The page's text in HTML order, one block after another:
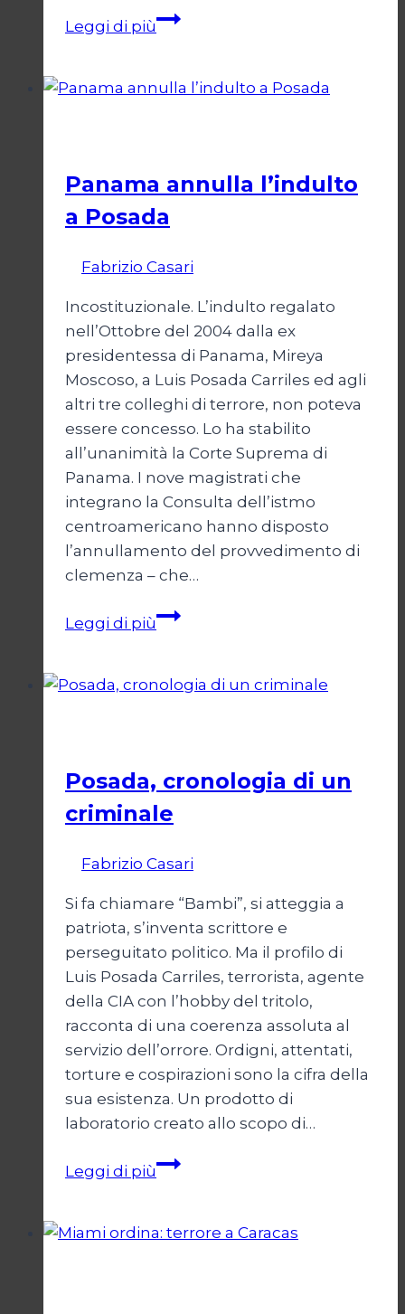
Leggi di piùCuba
non
Panama annulla l’indulto
a Posada
Fabrizio Casari
Incostituzionale. L’indulto regalato
nell’Ottobre del 2004 dalla ex
presidentessa di Panama, Mireya
Moscoso, a Luis Posada Carriles ed agli
altri tre colleghi di terrore, non poteva
essere concesso. Lo ha stabilito
all’unanimità la Corte Suprema di
Panama. I nove magistrati che
integrano la Consulta dell’istmo
centroamericano hanno disposto
l’annullamento del provvedimento di
clemenza – che…
Leggi di piùPanama
a
Posada, cronologia di un
criminale
Fabrizio Casari
Si fa chiamare “Bambi”, si atteggia a
patriota, s’inventa scrittore e
perseguitato politico. Ma il profilo di
Luis Posada Carriles, terrorista, agente
della CIA con l’hobby del tritolo,
racconta di una coerenza assoluta al
servizio dell’orrore. Ordigni, attentati,
torture e cospirazioni sono la cifra della
sua esistenza. Un prodotto di
laboratorio creato allo scopo di…
Leggi di piùPosada,
un